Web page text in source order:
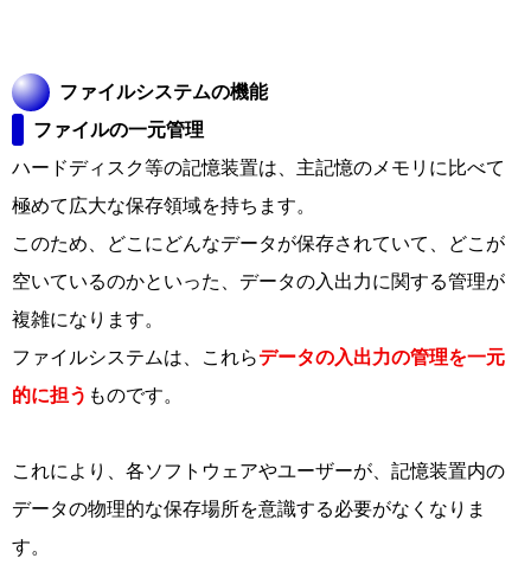
ファイルシステムの機能
ファイルの一元管理
ハードディスク等の記憶装置は、主記憶のメモリに比べて
極めて広大な保存領域を持ちます。
このため、どこにどんなデータが保存されていて、どこが
空いているのかといった、データの入出力に関する管理が
複雑になります。
ファイルシステムは、これらデータの入出力の管理を一元
的に担う ものです。
これにより、各ソフトウェアやユーザーが、記憶装置内の
データの物理的な保存場所を意識する必要がなくなりま
す。